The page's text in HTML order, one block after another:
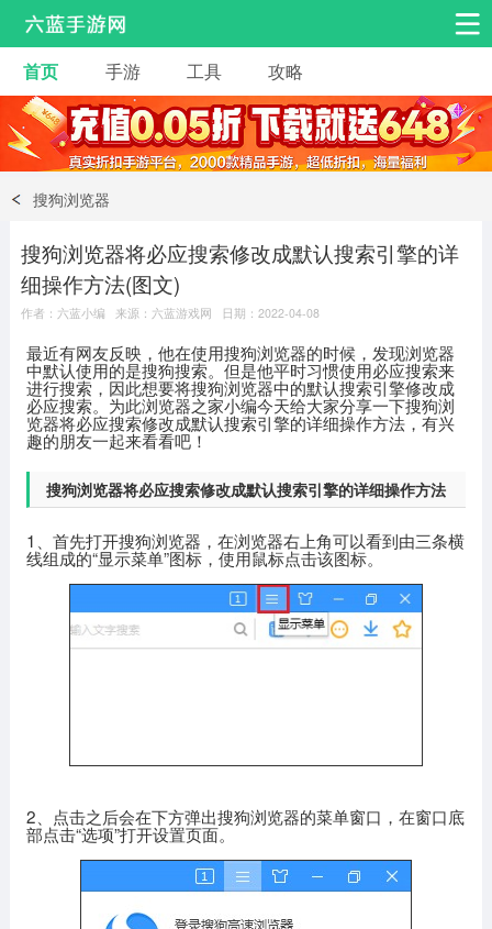
安卓手游
热门手游 角色扮演 益智休闲
动作射击
冒险解谜 经营养成 音乐舞蹈
首页 手游 工具 攻略
搜狗浏览器
搜狗浏览器将必应搜索修改成默认搜索引擎的详
细操作方法(图文)
作者：六蓝小编 来源：六蓝游戏网 日期：2022-04-08
最近有网友反映，他在使用搜狗浏览器的时候，发现浏览器
中默认使用的是搜狗搜索。但是他平时习惯使用必应搜索来
进行搜索，因此想要将搜狗浏览器中的默认搜索引擎修改成
必应搜索。为此浏览器之家小编今天给大家分享一下搜狗浏
览器将必应搜索修改成默认搜索引擎的详细操作方法，有兴
趣的朋友一起来看看吧！
搜狗浏览器将必应搜索修改成默认搜索引擎的详细操作方法
1、首先打开搜狗浏览器，在浏览器右上角可以看到由三条横
线组成的“显示菜单”图标，使用鼠标点击该图标。
2、点击之后会在下方弹出搜狗浏览器的菜单窗口，在窗口底
部点击“选项”打开设置页面。